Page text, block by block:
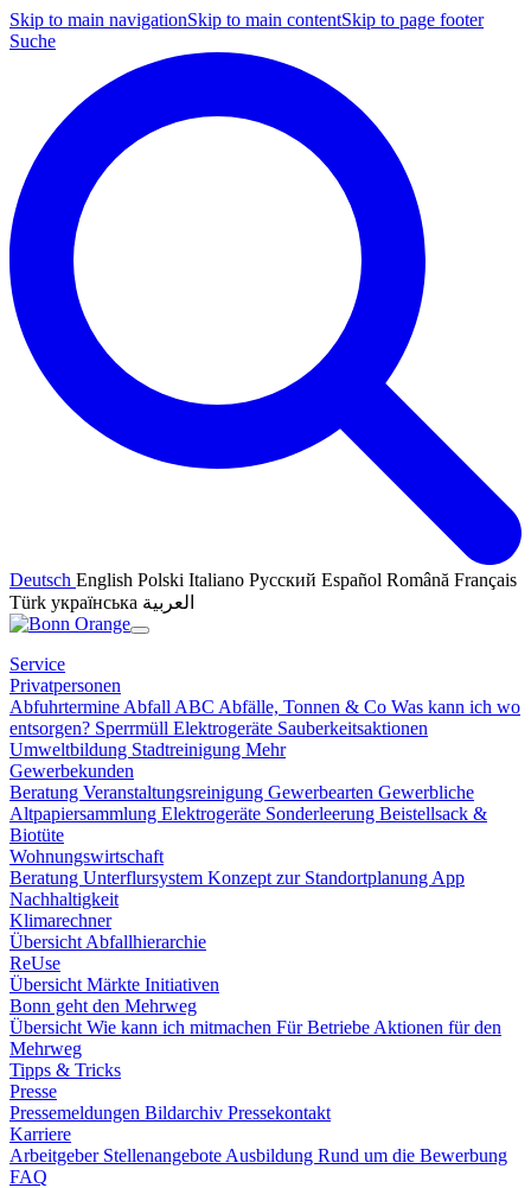
Skip to main navigationSkip to main contentSkip to page footer
Suche
Deutsch English Polski Italiano Русский Español Română Français
Türk українська العربية
Service
Privatpersonen
Abfuhrtermine Abfall ABC Abfälle, Tonnen & Co Was kann ich wo
entsorgen? Sperrmüll Elektrogeräte Sauberkeitsaktionen
Umweltbildung Stadtreinigung Mehr
Gewerbekunden
Beratung Veranstaltungsreinigung Gewerbearten Gewerbliche
Altpapiersammlung Elektrogeräte Sonderleerung Beistellsack &
Biotüte
Wohnungswirtschaft
Beratung Unterflursystem Konzept zur Standortplanung App
Nachhaltigkeit
Klimarechner
Übersicht Abfallhierarchie
ReUse
Übersicht Märkte Initiativen
Bonn geht den Mehrweg
Übersicht Wie kann ich mitmachen Für Betriebe Aktionen für den
Mehrweg
Tipps & Tricks
Presse
Pressemeldungen Bildarchiv Pressekontakt
Karriere
Arbeitgeber Stellenangebote Ausbildung Rund um die Bewerbung
FAQ